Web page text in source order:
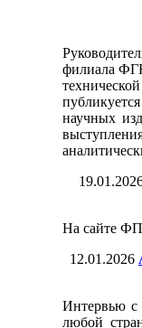
филиала
научных
На сайте
12.01.2026
Интервью с
любой